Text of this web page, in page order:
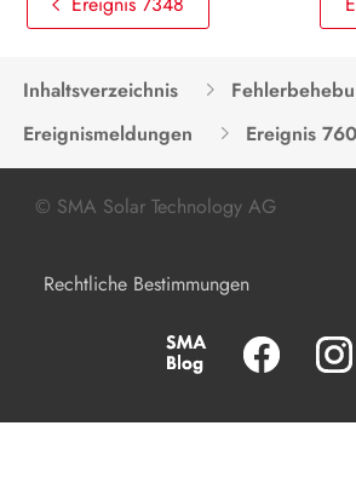
Inhaltsverzeichnis
Ereignismeldungen
Ereignis
© SMA Solar Technology AG
Rechtliche Bestimmungen
Instandhaltung
Reinigung
Fehlerbehebung
Entsorgung
Technische Daten